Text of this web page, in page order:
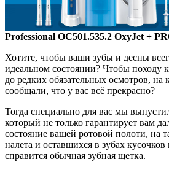
Professional OC501.535.2 OxyJet +
Хотите, чтобы ваши зубы и десны
идеальном состоянии? Чтобы походу
до редких обязательных осмотров, на
сообщали, что у вас всё прекрасно?
Тогда специально для вас мы
который не только гарантирует вам
состояние вашей ротовой полоти, на
налета и оставшихся в зубах
справится обычная зубная щетка.